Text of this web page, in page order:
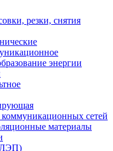
резки, снятия
энергии
сетей
материалы